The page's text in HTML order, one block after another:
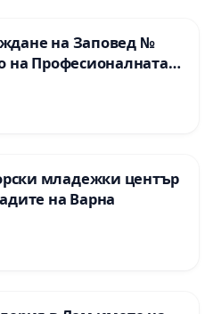
на Заповед №
на Професионалната
технологии в
по икономика и
младежки център
на Варна